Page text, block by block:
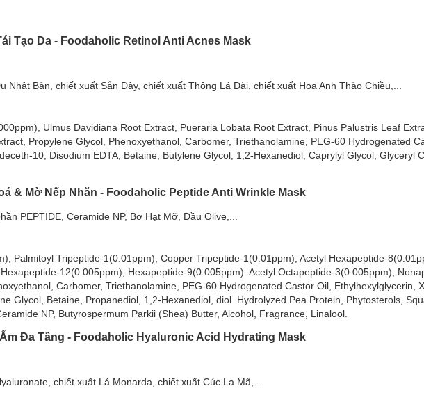
Chất Foodaholic Premium
nguyên chất, mềm mịn và giúp dưỡng chất thẩm thấu sâu vào da.
Anh Thảo Chiều,... giúp hỗ trợ làm giảm viêm, giảm mụn và tái tạo da lý tưởng dành cho mọi
da liễu Hàn Quốc, không gây kích ứng đối với làn da nhạy cảm.
Mask phù hợp với loại da nào?
da.
Retinol Anti Acnes Mask:
Retinol Anti Acnes Mask:
Tạo Da - Foodaholic Retinol Anti Acnes Mask
Nhật Bản, chiết xuất Sắn Dây, chiết xuất Thông Lá Dài, chiết xuất Hoa Anh Thảo Chiều,...
Ulmus Davidiana Root Extract, Pueraria Lobata Root Extract, Pinus Palustris Leaf
Propylene Glycol, Phenoxyethanol, Carbomer, Triethanolamine, PEG-60 Hydrogenated
10, Disodium EDTA, Betaine, Butylene Glycol, 1,2-Hexanediol, Caprylyl Glycol, Glyceryl
& Mờ Nếp Nhăn - Foodaholic Peptide Anti Wrinkle Mask
PEPTIDE, Ceramide NP, Bơ Hạt Mỡ, Dầu Olive,...
Palmitoyl Tripeptide-1(0.01ppm), Copper Tripeptide-1(0.01ppm), Acetyl Hexapeptide-
12(0.005ppm), Hexapeptide-9(0.005ppm). Acetyl Octapeptide-3(0.005ppm),
Carbomer, Triethanolamine, PEG-60 Hydrogenated Castor Oil, Ethylhexylglycerin,
Glycol, Betaine, Propanediol, 1,2-Hexanediol, diol. Hydrolyzed Pea Protein, Phytosterols,
NP, Butyrospermum Parkii (Shea) Butter, Alcohol, Fragrance, Linalool.
Đa Tầng - Foodaholic Hyaluronic Acid Hydrating Mask
chiết xuất Lá Monarda, chiết xuất Cúc La Mã,...